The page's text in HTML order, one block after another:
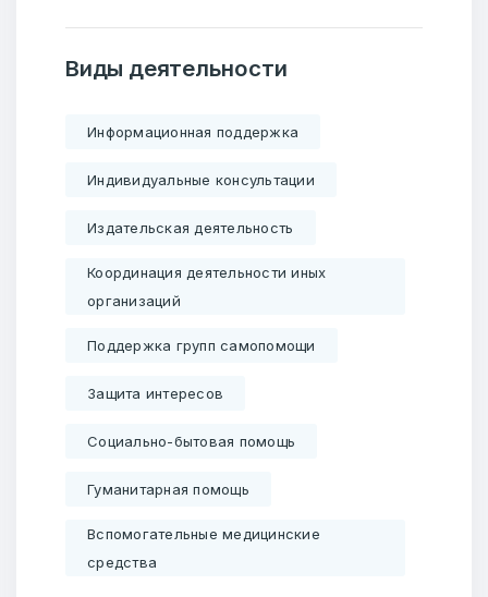
Добро пожаловать
Email:pr@basw-ngo.by
Виды деятельности
Информационная поддержка
Индивидуальные консультации
Издательская деятельность
Координация деятельности иных
организаций
Поддержка групп самопомощи
Защита интересов
Социально-бытовая помощь
Гуманитарная помощь
Вспомогательные медицинские
средства